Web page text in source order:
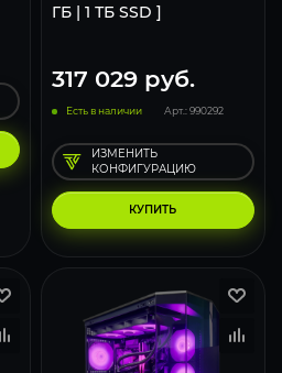
ГБ | 1 ТБ SSD ]
317 029руб.
Есть в наличии Арт.: 990292
КУПИТЬ
ИЗМЕНИТЬ
КОНФИГУРАЦИЮ